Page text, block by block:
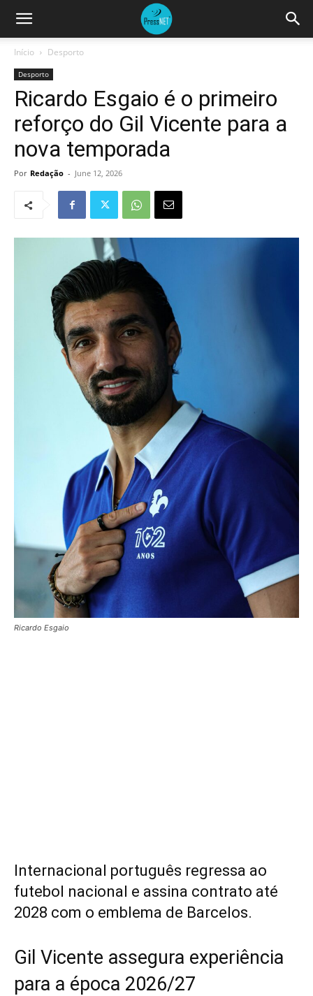
Início Desporto
Desporto
Ricardo Esgaio é o primeiro
reforço do Gil Vicente para a
nova temporada
Por Redação - June 12, 2026
Ricardo Esgaio
Internacional português regressa ao
futebol nacional e assina contrato até
2028 com o emblema de Barcelos.
Gil Vicente assegura experiência
para a época 2026/27